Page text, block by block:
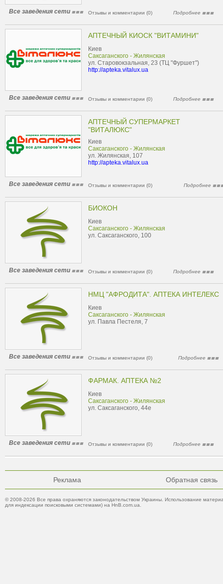
Все заведения сети Отзывы и комментарии (0) Подробнее
АПТЕЧНЫЙ КИОСК "ВИТАМИНИ"
Киев
Саксаганского - Жилянская
ул. Старовокзальная, 23 (ТЦ "Фуршет")
http://apteka.vitalux.ua
Все заведения сети Отзывы и комментарии (0) Подробнее
АПТЕЧНЫЙ СУПЕРМАРКЕТ
"ВИТАЛЮКС"
Киев
Саксаганского - Жилянская
ул. Жилянская, 107
http://apteka.vitalux.ua
Все заведения сети Отзывы и комментарии (0) Подробнее
БИОКОН
Киев
Саксаганского - Жилянская
ул. Саксаганского, 100
Все заведения сети Отзывы и комментарии (0) Подробнее
НМЦ "АФРОДИТА". АПТЕКА ИНТЕЛЕКС
Киев
Саксаганского - Жилянская
ул. Павла Пестеля, 7
Все заведения сети Отзывы и комментарии (0) Подробнее
ФАРМАК. АПТЕКА №2
Киев
Саксаганского - Жилянская
ул. Саксаганского, 44е
Все заведения сети Отзывы и комментарии (0) Подробнее
Реклама Обратная связь
© 2008-2026 Все права охраняются законодательством Украины. Использование
для индексации поисковыми системами) на HnB.com.ua.